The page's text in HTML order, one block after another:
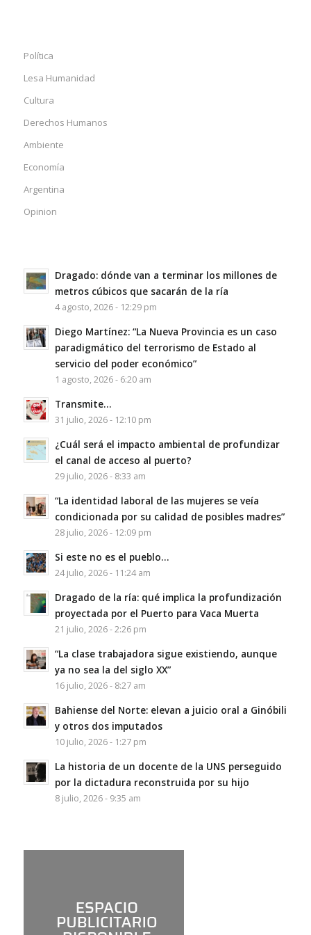
Política
Lesa Humanidad
Cultura
Derechos Humanos
Ambiente
Economía
Argentina
Opinion
Dragado: dónde van a terminar los millones de
metros cúbicos que sacarán de la ría
4 agosto, 2026 - 12:29 pm
Diego Martínez: “La Nueva Provincia es un caso
paradigmático del terrorismo de Estado al
servicio del poder económico”
1 agosto, 2026 - 6:20 am
Transmite…
31 julio, 2026 - 12:10 pm
¿Cuál será el impacto ambiental de profundizar
el canal de acceso al puerto?
29 julio, 2026 - 8:33 am
“La identidad laboral de las mujeres se veía
condicionada por su calidad de posibles madres”
28 julio, 2026 - 12:09 pm
Si este no es el pueblo…
24 julio, 2026 - 11:24 am
Dragado de la ría: qué implica la profundización
proyectada por el Puerto para Vaca Muerta
21 julio, 2026 - 2:26 pm
“La clase trabajadora sigue existiendo, aunque
ya no sea la del siglo XX”
16 julio, 2026 - 8:27 am
Bahiense del Norte: elevan a juicio oral a Ginóbili
y otros dos imputados
10 julio, 2026 - 1:27 pm
La historia de un docente de la UNS perseguido
por la dictadura reconstruida por su hijo
8 julio, 2026 - 9:35 am